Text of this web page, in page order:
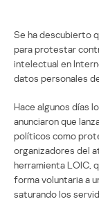
Se ha descubierto
para protestar
intelectual en
datos personales
Hace algunos días
anunciaron que
políticos como
organizadores del
herramienta LOIC,
forma voluntaria a
saturando los